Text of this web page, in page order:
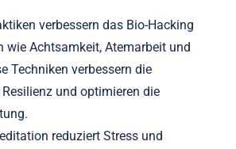
verbessern das Bio-Hacking
wie Achtsamkeit, Atemarbeit und
Techniken verbessern die
und optimieren die
reduziert Stress und